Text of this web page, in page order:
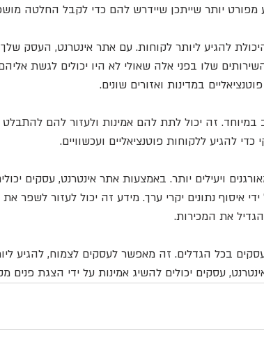
מפורט יותר שייתכן שיידרש להם כדי לקבל החלטה
להגיע ליותר לקוחות. עם אתר אינטרנט, העסק שלך
שלו בפני אלה שאולי לא היו יכולים לגשת
במדינות ואזורים שונים.
במיוחד. זה יכול לתת להם אמינות ולעזור להם
להגיע ללקוחות פוטנציאליים ועכשוויים.
ויעילים יותר. באמצעות אתר אינטרנט, עסקים
איסוף נתונים יקרי ערך. מידע זה יכול לעזור לשפר את
את המכירות.
בכל הגדלים. זה מאפשר לעסקים לצמוח, להגיע
עסקים יכולים להשיג אמינות על ידי הצגת פנים